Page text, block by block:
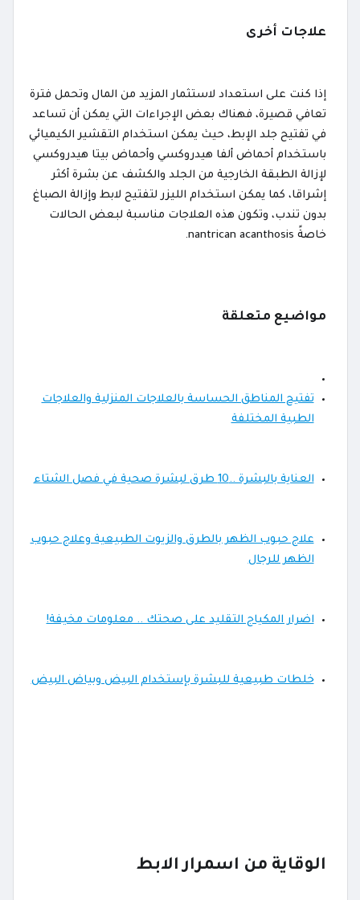
علاجات أخرى
إذا كنت على استعداد لاستثمار المزيد من المال وتحمل فترة
تعافي قصيرة، فهناك بعض الإجراءات التي يمكن أن تساعد
في تفتيح جلد الإبط، حيث يمكن استخدام التقشير الكيميائي
باستخدام أحماض ألفا هيدروكسي وأحماض بيتا هيدروكسي
لإزالة الطبقة الخارجية من الجلد والكشف عن بشرة أكثر
إشراقا، كما يمكن استخدام الليزر لتفتيح لابط وإزالة الصباغ
بدون تندب، وتكون هذه العلاجات مناسبة لبعض الحالات
خاصةً nantrican acanthosis.
مواضيع متعلقة
تفتيح المناطق الحساسة بالعلاجات المنزلية والعلاجات
الطبية المختلفة
العناية بالبشرة ..10 طرق لبشرة صحية في فصل الشتاء
علاج حبوب الظهر بالطرق والزيوت الطبيعية وعلاج حبوب
الظهر للرجال
اضرار المكياج التقليد على صحتك .. معلومات مخيفة!
خلطات طبيعية للبشرة بإستخدام البيض وبياض البيض‎
الوقاية من اسمرار الابط